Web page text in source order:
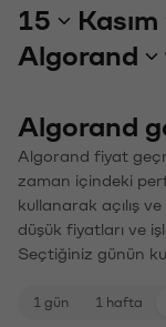
15 Kasım
Algorand
Algorand
Algorand fiyat
zaman içindeki
kullanarak açılış
düşük fiyatları ve
Seçtiğiniz günün
1 gün 1 hafta